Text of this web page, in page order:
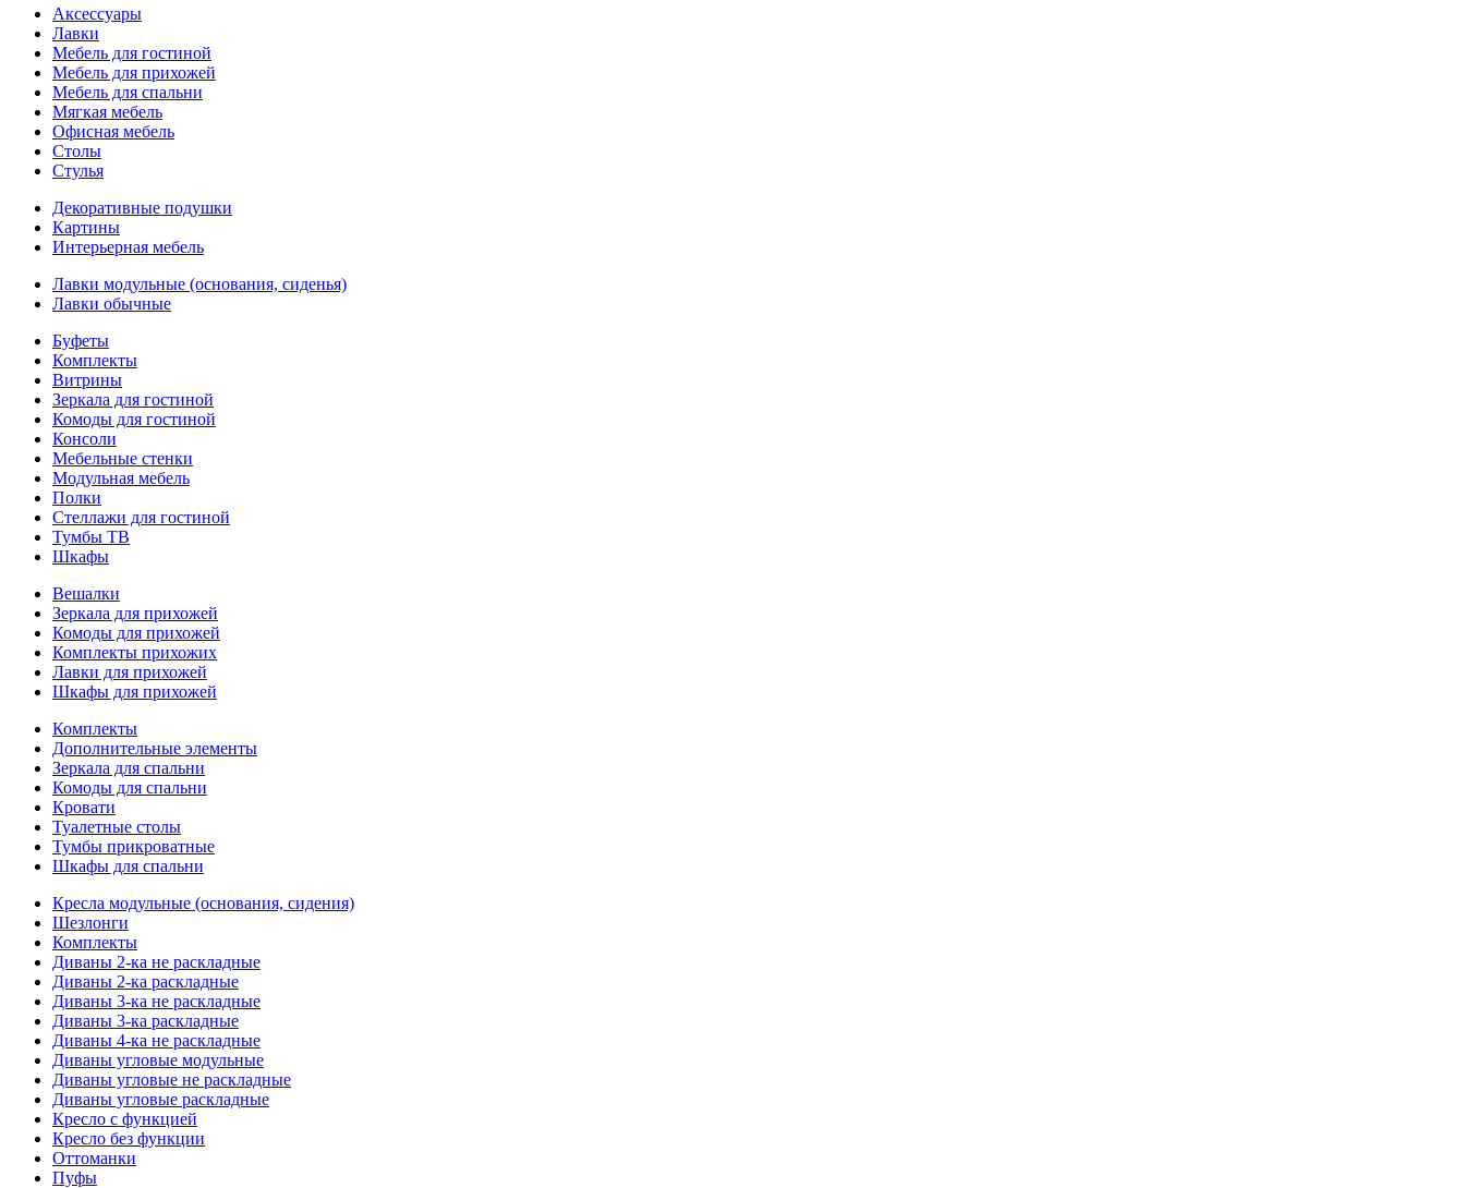
Аксессуары
Лавки
Мебель для гостиной
Мебель для прихожей
Мебель для спальни
Мягкая мебель
Офисная мебель
Столы
Стулья
Декоративные подушки
Картины
Интерьерная мебель
Лавки модульные (основания, сиденья)
Лавки обычные
Буфеты
Комплекты
Витрины
Зеркала для гостиной
Комоды для гостиной
Консоли
Мебельные стенки
Модульная мебель
Полки
Стеллажи для гостиной
Тумбы ТВ
Шкафы
Вешалки
Зеркала для прихожей
Комоды для прихожей
Комплекты прихожих
Лавки для прихожей
Шкафы для прихожей
Комплекты
Дополнительные элементы
Зеркала для спальни
Комоды для спальни
Кровати
Туалетные столы
Тумбы прикроватные
Шкафы для спальни
Кресла модульные (основания, сидения)
Шезлонги
Комплекты
Диваны 2-ка не раскладные
Диваны 2-ка раскладные
Диваны 3-ка не раскладные
Диваны 3-ка раскладные
Диваны 4-ка не раскладные
Диваны угловые модульные
Диваны угловые не раскладные
Диваны угловые раскладные
Кресло с функцией
Кресло без функции
Оттоманки
Пуфы